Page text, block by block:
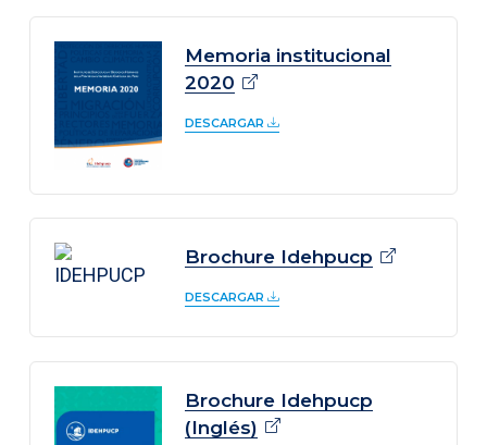
Memoria institucional
2020
DESCARGAR
Brochure Idehpucp
DESCARGAR
Brochure Idehpucp
(Inglés)